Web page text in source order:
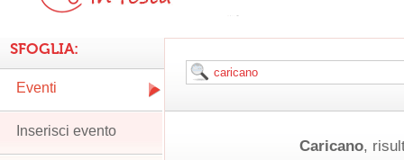
Caricano,
SFOGLIA:
Eventi
Inserisci evento